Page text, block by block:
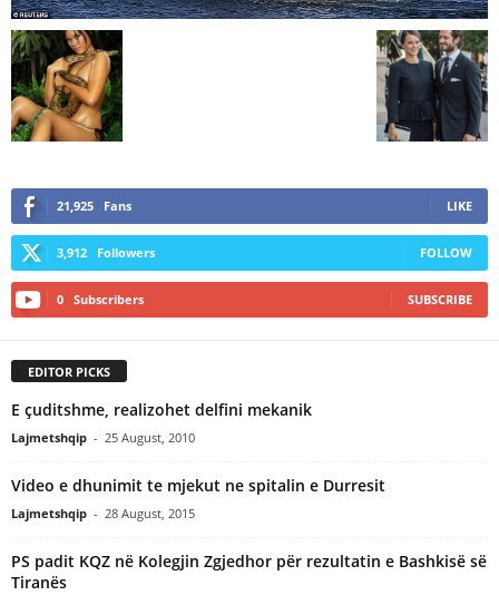
21,925 Fans LIKE
3,912 Followers FOLLOW
0 Subscribers SUBSCRIBE
EDITOR PICKS
E çuditshme, realizohet delfini mekanik
Lajmetshqip - 25 August, 2010
Video e dhunimit te mjekut ne spitalin e Durresit
Lajmetshqip - 28 August, 2015
PS padit KQZ në Kolegjin Zgjedhor për rezultatin e Bashkisë së
Tiranës